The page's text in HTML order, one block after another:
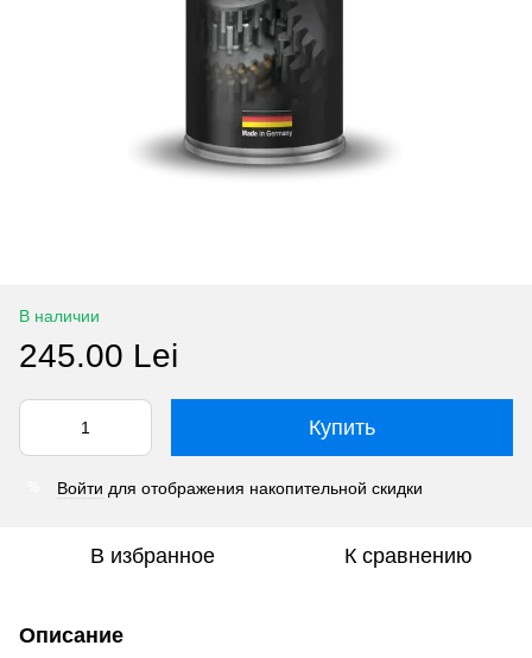
В наличии
245.00 Lei
Купить
Войти для отображения накопительной скидки
В избранное К сравнению
Описание